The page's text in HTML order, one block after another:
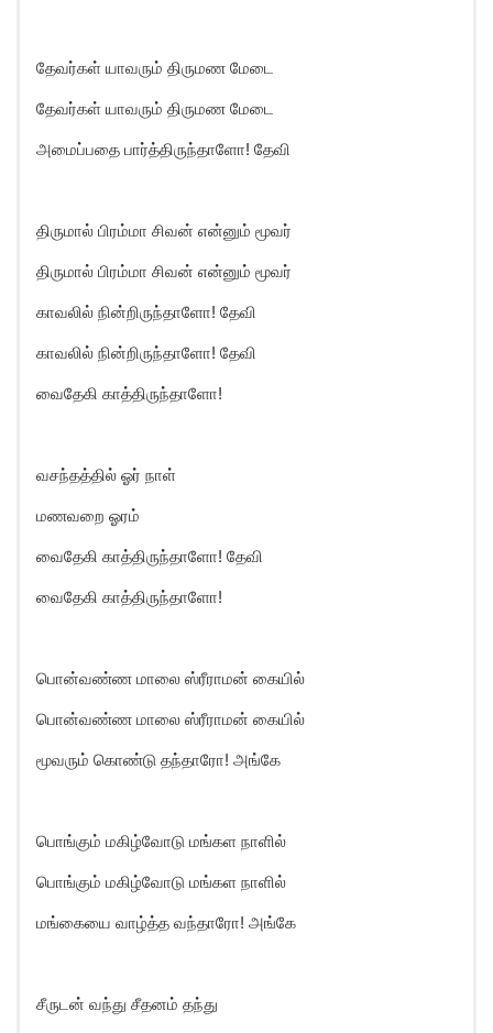
தேவர்கள் யாவரும் திருமண மேடை
தேவர்கள் யாவரும் திருமண மேடை
அமைப்பதை பார்த்திருந்தாளோ! தேவி
திருமால் பிரம்மா சிவன் என்னும் மூவர்
திருமால் பிரம்மா சிவன் என்னும் மூவர்
காவலில் நின்றிருந்தாளோ! தேவி
காவலில் நின்றிருந்தாளோ! தேவி
வைதேகி காத்திருந்தாளோ!
வசந்தத்தில் ஓர் நாள்
மணவறை ஓரம்
வைதேகி காத்திருந்தாளோ! தேவி
வைதேகி காத்திருந்தாளோ!
பொன்வண்ண மாலை ஸ்ரீராமன் கையில்
பொன்வண்ண மாலை ஸ்ரீராமன் கையில்
மூவரும் கொண்டு தந்தாரோ! அங்கே
பொங்கும் மகிழ்வோடு மங்கள நாளில்
பொங்கும் மகிழ்வோடு மங்கள நாளில்
மங்கையை வாழ்த்த வந்தாரோ! அங்கே
சீருடன் வந்து சீதனம் தந்து